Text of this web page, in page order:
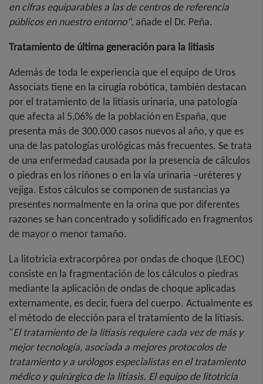
en cifras equiparables a las de centros de referencia
públicos en nuestro entorno", añade el Dr. Peña.
Tratamiento de última generación para la litiasis
Además de toda le experiencia que el equipo de Uros
Associats tiene en la cirugía robótica, también destacan
por el tratamiento de la litiasis urinaria, una patología
que afecta al 5,06% de la población en España, que
presenta más de 300.000 casos nuevos al año, y que es
una de las patologías urológicas más frecuentes. Se trata
de una enfermedad causada por la presencia de cálculos
o piedras en los riñones o en la vía urinaria –uréteres y
vejiga. Estos cálculos se componen de sustancias ya
presentes normalmente en la orina que por diferentes
razones se han concentrado y solidificado en fragmentos
de mayor o menor tamaño.
La litotricia extracorpórea por ondas de choque (LEOC)
consiste en la fragmentación de los cálculos o piedras
mediante la aplicación de ondas de choque aplicadas
externamente, es decir, fuera del cuerpo. Actualmente es
el método de elección para el tratamiento de la litiasis.
"El tratamiento de la litiasis requiere cada vez de más y
mejor tecnología, asociada a mejores protocolos de
tratamiento y a urólogos especialistas en el tratamiento
médico y quirúrgico de la litiasis. El equipo de litotricia